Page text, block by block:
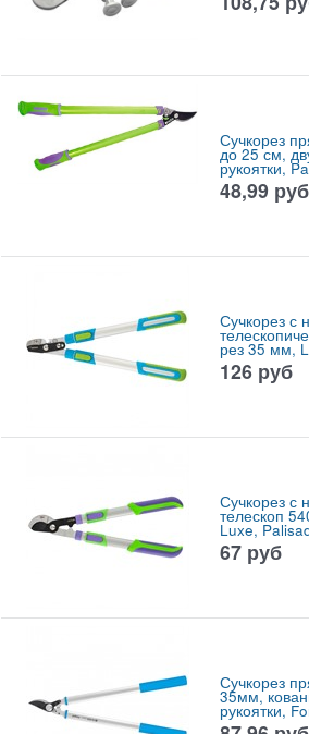
Сучкорез
до 25 см,
рукоятки,
48,99 руб
Сучкорез с
рез 35 мм,
126 руб
Сучкорез с
телескоп
Luxe,
67 руб
Сучкорез
35мм,
рукоятки,